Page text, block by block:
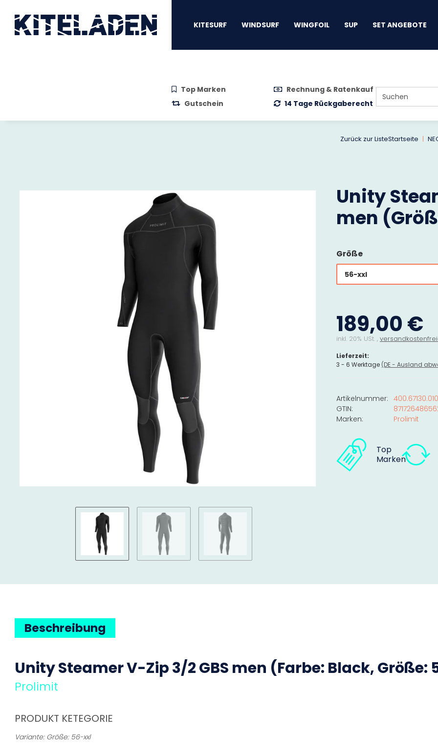
KITESURF WINDSURF WINGFOIL SUP SET ANGEBOTE
Top Marken
Rechnung & Ratenkauf
Gutschein
14 Tage Rückgaberecht
Zurück zur ListeStartseite
Unity
men
Größe
56-xxl
189,00 €
inkl. 20% USt. ,
Lieferzeit:
3 - 6 Werktage (DE - Ausland
Artikelnummer:
GTIN:
Marken:
Prolimit
Top
Marken
Beschreibung
Unity Steamer V-Zip 3/2GBS men (Farbe: Black, Größe:
Prolimit
PRODUKT KETEGORIE
Variante: Größe: 56-xxl